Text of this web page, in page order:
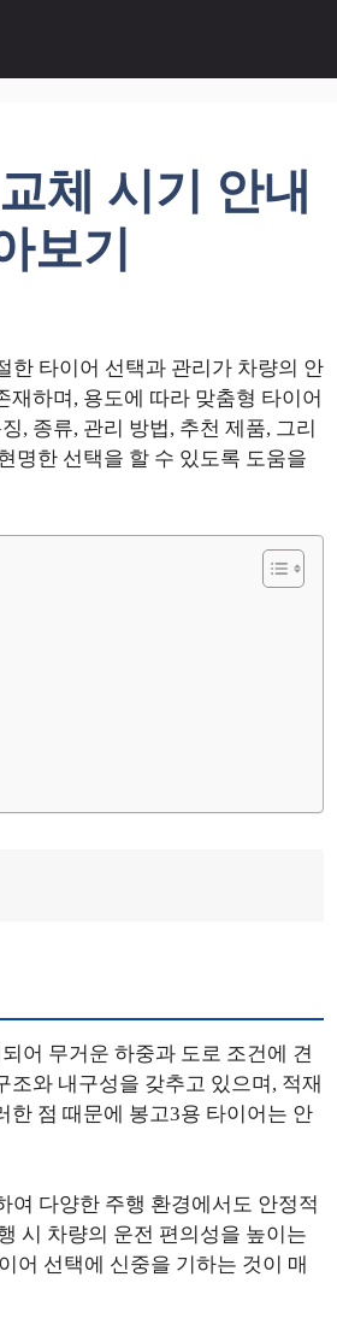
체 시기 안내
보기
한 타이어 선택과 관리가 차량의 안
하며, 용도에 따라 맞춤형 타이어
, 종류, 관리 방법, 추천 제품, 그리
명한 선택을 할 수 있도록 도움을
어 무거운 하중과 도로 조건에 견
와 내구성을 갖추고 있으며, 적재
한 점 때문에 봉고3용 타이어는 안
여 다양한 주행 환경에서도 안정적
시 차량의 운전 편의성을 높이는
어 선택에 신중을 기하는 것이 매